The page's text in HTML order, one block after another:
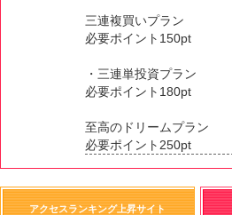
三連複買いプラン
必要ポイント150pt
・三連単投資プラン
必要ポイント180pt
至高のドリームプラン
必要ポイント250pt
アクセスランキング上昇サイト